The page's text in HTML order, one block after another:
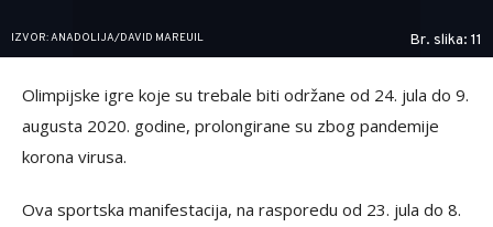
IZVOR: ANADOLIJA/DAVID MAREUIL Br. slika: 11
Olimpijske igre koje su trebale biti održane od 24. jula do 9.
augusta 2020. godine, prolongirane su zbog pandemije
korona virusa.
Ova sportska manifestacija, na rasporedu od 23. jula do 8.